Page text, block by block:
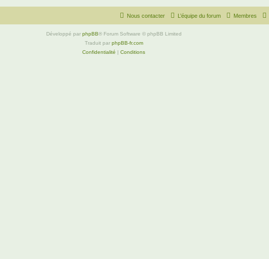
Membres
L’équipe du forum
Nous contacter
Développé par phpBB® Forum Software © phpBB Limited
Traduit par phpBB-fr.com
Confidentialité | Conditions